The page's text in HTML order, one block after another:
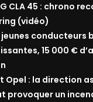
CLA 45 : chrono
(vidéo)
jeunes
15 000 €
Opel : la direction
provoquer un